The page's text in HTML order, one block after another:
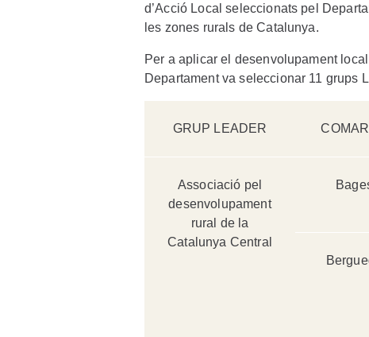
d’Acció Local seleccionats pel
les zones rurals de Catalunya.
Per a aplicar el desenvolupament
Departament va seleccionar 11 grups
GRUP LEADER
Associació pel
desenvolupament
rural de la
Catalunya Central